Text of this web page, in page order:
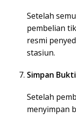
Setelah
pembelian
resmi
stasiun.
Simpan
Setelah
menyimpan